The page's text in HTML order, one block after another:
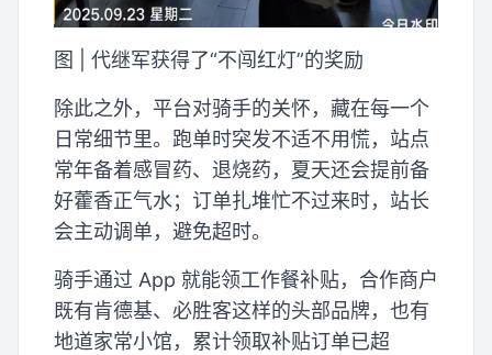
图 | 代继军获得了“不闯红灯”的奖励
除此之外，平台对骑手的关怀，藏在每一个
日常细节里。跑单时突发不适不用慌，站点
常年备着感冒药、退烧药，夏天还会提前备
好藿香正气水；订单扎堆忙不过来时，站长
会主动调单，避免超时。
骑手通过 App 就能领工作餐补贴，合作商户
既有肯德基、必胜客这样的头部品牌，也有
地道家常小馆，累计领取补贴订单已超